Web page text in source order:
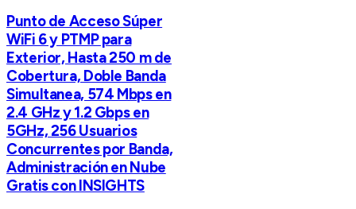
Punto de Acceso Súper
WiFi 6 y PTMP para
Exterior, Hasta 250 m de
Cobertura, Doble Banda
Simultanea, 574 Mbps en
2.4 GHz y 1.2 Gbps en
5GHz, 256 Usuarios
Concurrentes por Banda,
Administración en Nube
Gratis con INSIGHTS